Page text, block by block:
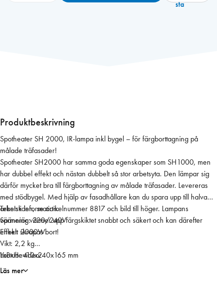
2
0
0
0
,
I
R
-
l
a
m
p
a
sta
Produktbeskrivning
Spotheater SH 2000, IR-lampa inkl bygel – för färgborttagning på
målade träfasader!
Spotheater SH2000 har samma goda egenskaper som SH1000, men
har dubbel effekt och nästan dubbelt så stor arbetsyta. Den lämpar sig
därför mycket bra till färgborttagning av målade träfasader. Levereras
med stödbygel. Med hjälp av fasadhållare kan du spara upp till halva
arbetstiden, se artikelnummer 8817 och bild till höger. Lampans
värmerör värmer upp färgskiktet snabbt och säkert och kan därefter
enkelt skrapas bort!
Teknisk information:
Spänning: 220/240V
Effekt: 2000W
Vikt: 2,2 kg
LxBxH: 410x240x165 mm
Youtubevideo:
Läs mer